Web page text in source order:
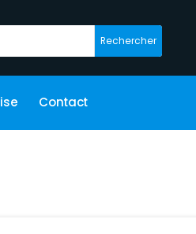
Rechercher
Contact